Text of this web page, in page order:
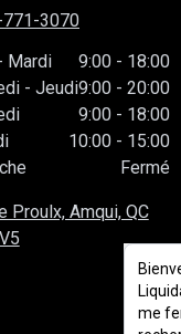
me
3070
Mardi 9:00 - 18:00
- Jeudi9:00 - 20:00
9:00 - 18:00
10:00 - 15:00
Fermé
Proulx, Amqui, QC
me